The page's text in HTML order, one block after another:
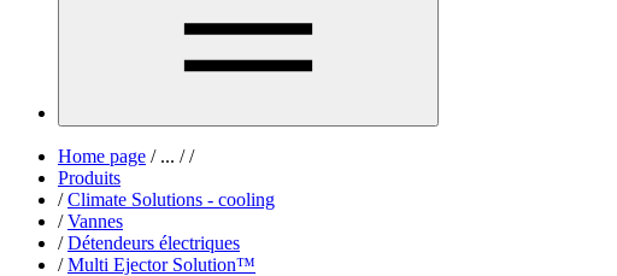
Home page /... / /
Produits
/ Climate Solutions - cooling
/ Vannes
/ Détendeurs électriques
/ Multi Ejector Solution™